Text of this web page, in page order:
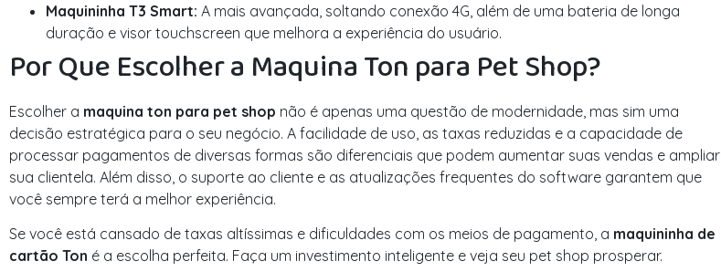
Maquininha T3 Smart: A mais avançada, soltando conexão 4G, além de uma bateria de longa
duração e visor touchscreen que melhora a experiência do usuário.
Por Que Escolher a Maquina Ton para Pet Shop?
Escolher a maquina ton para pet shop não é apenas uma questão de modernidade, mas sim uma
decisão estratégica para o seu negócio. A facilidade de uso, as taxas reduzidas e a capacidade de
processar pagamentos de diversas formas são diferenciais que podem aumentar suas vendas e ampliar
sua clientela. Além disso, o suporte ao cliente e as atualizações frequentes do software garantem que
você sempre terá a melhor experiência.
Se você está cansado de taxas altíssimas e dificuldades com os meios de pagamento, a maquininha de
cartão Ton é a escolha perfeita. Faça um investimento inteligente e veja seu pet shop prosperar.